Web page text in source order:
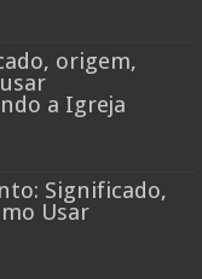
origem,
a Igreja
Significado,
Usar